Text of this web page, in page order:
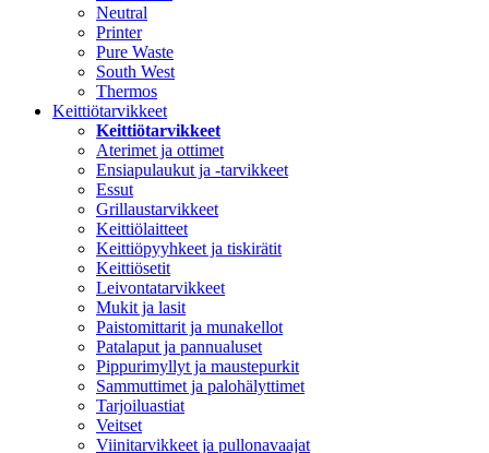
Neutral
Printer
Pure Waste
South West
Thermos
Keittiötarvikkeet
Keittiötarvikkeet
Aterimet ja ottimet
Ensiapulaukut ja -tarvikkeet
Essut
Grillaustarvikkeet
Keittiölaitteet
Keittiöpyyhkeet ja tiskirätit
Keittiösetit
Leivontatarvikkeet
Mukit ja lasit
Paistomittarit ja munakellot
Patalaput ja pannualuset
Pippurimyllyt ja maustepurkit
Sammuttimet ja palohälyttimet
Tarjoiluastiat
Veitset
Viinitarvikkeet ja pullonavaajat